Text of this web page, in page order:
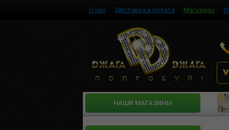
О нас Доставка и оплата Магазины
HАШИ МАГАЗИНЫ